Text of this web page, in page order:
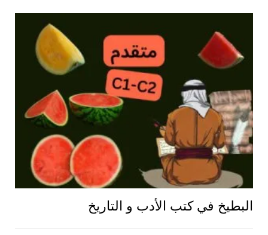
البطيخ في كتب الأدب و التاريخ